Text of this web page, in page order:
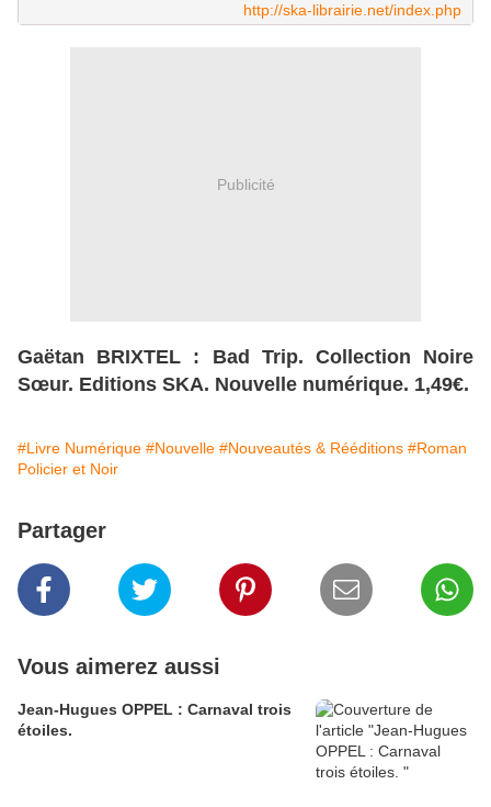
http://ska-librairie.net/index.php
Publicité
Gaëtan BRIXTEL : Bad Trip. Collection Noire
Sœur. Editions SKA. Nouvelle numérique. 1,49€.
#Livre Numérique #Nouvelle #Nouveautés & Rééditions #Roman
Policier et Noir
Partager
Vous aimerez aussi
Jean-Hugues OPPEL : Carnaval trois
étoiles.